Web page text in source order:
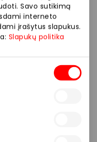
Savo sutikimą
interneto
įrašytus slapukus.
Slapukų politika